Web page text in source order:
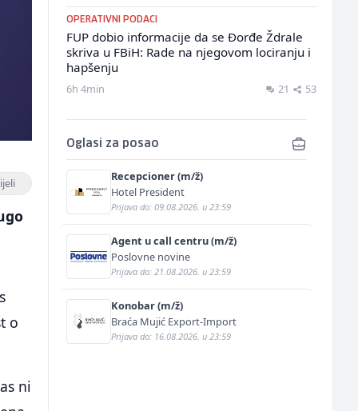
o
ni
OPERATIVNI PODACI
FUP dobio informacije da se Đorđe Ždrale
skriva u FBiH: Rade na njegovom lociranju i
hapšenju
6h 4min 21 53
Oglasi za posao
Recepcioner (m/ž)
Hotel President
Prijava do: 09.08.2026. u 23:59
Agent u call centru (m/ž)
Poslovne novine
Prijava do: 21.08.2026. u 23:59
Konobar (m/ž)
Braća Mujić Export-Import
Prijava do: 16.08.2026. u 23:59